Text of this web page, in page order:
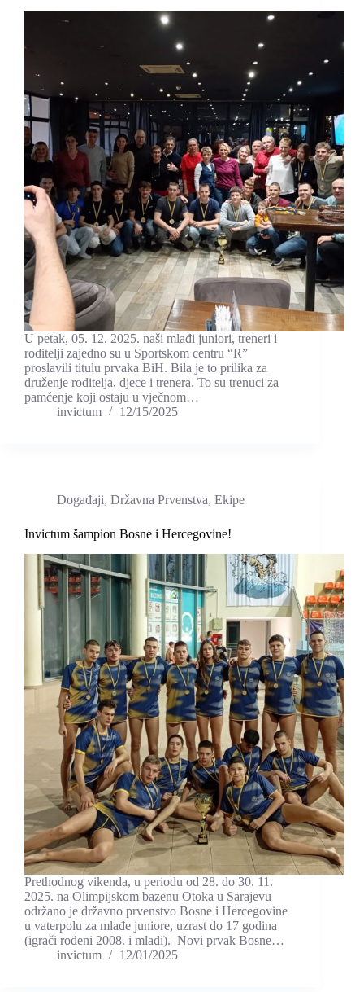
U petak, 05. 12. 2025. naši mlađi juniori, treneri i
roditelji zajedno su u Sportskom centru “R”
proslavili titulu prvaka BiH. Bila je to prilika za
druženje roditelja, djece i trenera. To su trenuci za
pamćenje koji ostaju u vječnom…
invictum
12/15/2025
Događaji, Državna Prvenstva, Ekipe
Invictum šampion Bosne i Hercegovine!
Prethodnog vikenda, u periodu od 28. do 30. 11.
2025. na Olimpijskom bazenu Otoka u Sarajevu
održano je državno prvenstvo Bosne i Hercegovine
u vaterpolu za mlađe juniore, uzrast do 17 godina
(igrači rođeni 2008. i mlađi). Novi prvak Bosne…
invictum
12/01/2025